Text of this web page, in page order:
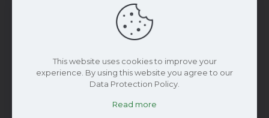
Centro di formazione
Risorse di marketing
Materiale di Supporto
This website uses cookies to improve your
experience. By using this website you agree to our
Data Protection Policy.
Read more